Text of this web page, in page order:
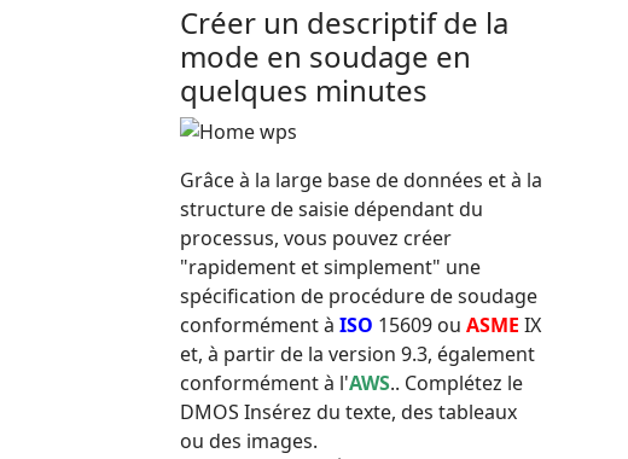
Créer un descriptif de la
mode en soudage en
quelques minutes
Grâce à la large base de données et à la
structure de saisie dépendant du
processus, vous pouvez créer
"rapidement et simplement" une
spécification de procédure de soudage
conformément à ISO 15609 ou ASME IX
et, à partir de la version 9.3, également
conformément à l'AWS.. Complétez le
DMOS Insérez du texte, des tableaux
ou des images.